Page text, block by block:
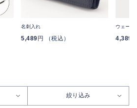
名刺入れ
5,489 円 （税込）
ウェーブ
4,389
絞り込み